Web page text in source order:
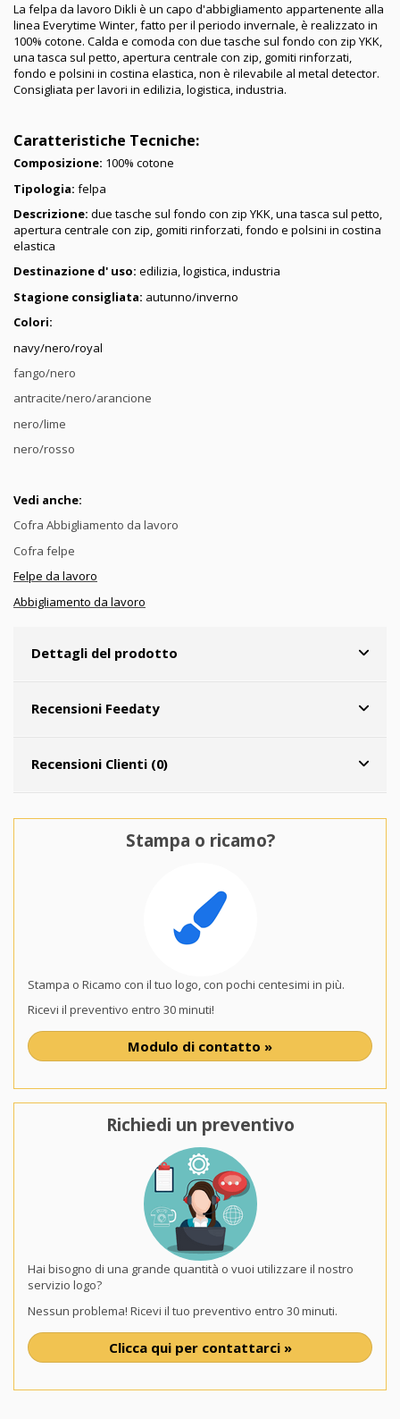
La felpa da lavoro Dikli è un capo d'abbigliamento appartenente alla
linea Everytime Winter, fatto per il periodo invernale, è realizzato in
100% cotone. Calda e comoda con due tasche sul fondo con zip YKK,
una tasca sul petto, apertura centrale con zip, gomiti rinforzati,
fondo e polsini in costina elastica, non è rilevabile al metal detector.
Consigliata per lavori in edilizia, logistica, industria.
Caratteristiche Tecniche:
Composizione: 100% cotone
Tipologia: felpa
Descrizione: due tasche sul fondo con zip YKK, una tasca sul petto,
apertura centrale con zip, gomiti rinforzati, fondo e polsini in costina
elastica
Destinazione d' uso: edilizia, logistica, industria
Stagione consigliata: autunno/inverno
Colori:
navy/nero/royal
fango/nero
antracite/nero/arancione
nero/lime
nero/rosso
Vedi anche:
Cofra Abbigliamento da lavoro
Cofra felpe
Felpe da lavoro
Abbigliamento da lavoro
Dettagli del prodotto
Recensioni Feedaty
Recensioni Clienti (0)
Stampa o ricamo?
Stampa o Ricamo con il tuo logo, con pochi centesimi in più.
Ricevi il preventivo entro 30 minuti!
Modulo di contatto »
Richiedi un preventivo
Hai bisogno di una grande quantità o vuoi utilizzare il nostro
servizio logo?
Nessun problema! Ricevi il tuo preventivo entro 30 minuti.
Clicca qui per contattarci »